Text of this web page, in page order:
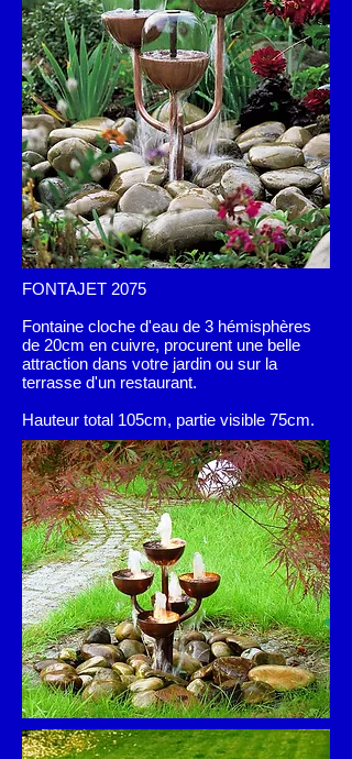
FONTAJET 2075
Fontaine cloche d'eau de 3 hémisphères
de 20cm en cuivre, procurent une belle
attraction dans votre jardin ou sur la
terrasse d'un restaurant.
Hauteur total 105cm, partie visible 75cm.